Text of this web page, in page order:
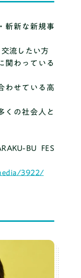
斬新な新規事
流したい方
関わっている
わせている高
くの社会人と
BU FES
3922/